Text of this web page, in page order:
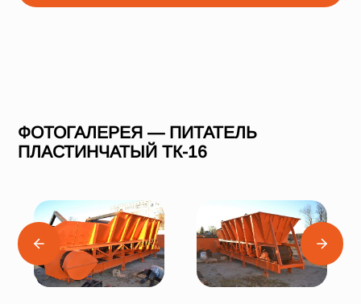
ФОТОГАЛЕРЕЯ — ПИТАТЕЛЬ
ПЛАСТИНЧАТЫЙ ТК-16